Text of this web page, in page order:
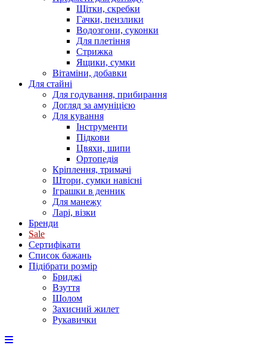
Щітки, скребки
Гачки, пензлики
Водозгони, суконки
Для плетіння
Стрижка
Ящики, сумки
Вітаміни, добавки
Для стайні
Для годування, прибирання
Догляд за амуніцією
Для кування
Інструменти
Підкови
Цвяхи, шипи
Ортопедія
Кріплення, тримачі
Штори, сумки навісні
Іграшки в денник
Для манежу
Ларі, візки
Бренди
Sale
Сертифікати
Список бажань
Підібрати розмір
Бриджі
Взуття
Шолом
Захисний жилет
Рукавички